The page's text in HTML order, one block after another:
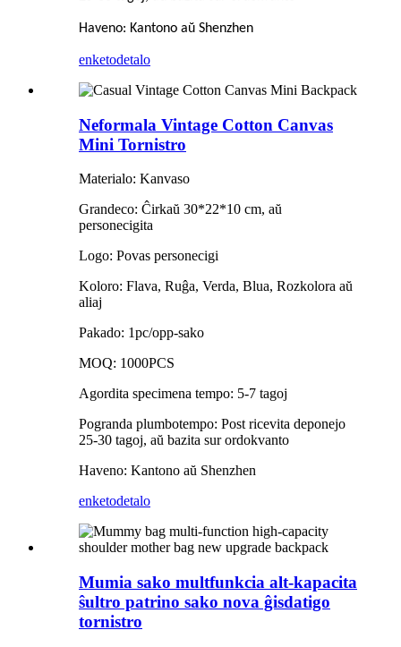
Haveno: Kantono aŭ Shenzhen
enketodetalo
Neformala Vintage Cotton Canvas
Mini Tornistro
Materialo: Kanvaso
Grandeco: Ĉirkaŭ 30*22*10 cm, aŭ
personecigita
Logo: Povas personecigi
Koloro: Flava, Ruĝa, Verda, Blua, Rozkolora aŭ
aliaj
Pakado: 1pc/opp-sako
MOQ: 1000PCS
Agordita specimena tempo: 5-7 tagoj
Pogranda plumbotempo: Post ricevita deponejo
25-30 tagoj, aŭ bazita sur ordokvanto
Haveno: Kantono aŭ Shenzhen
enketodetalo
Mumia sako multfunkcia alt-kapacita
ŝultro patrino sako nova ĝisdatigo
tornistro